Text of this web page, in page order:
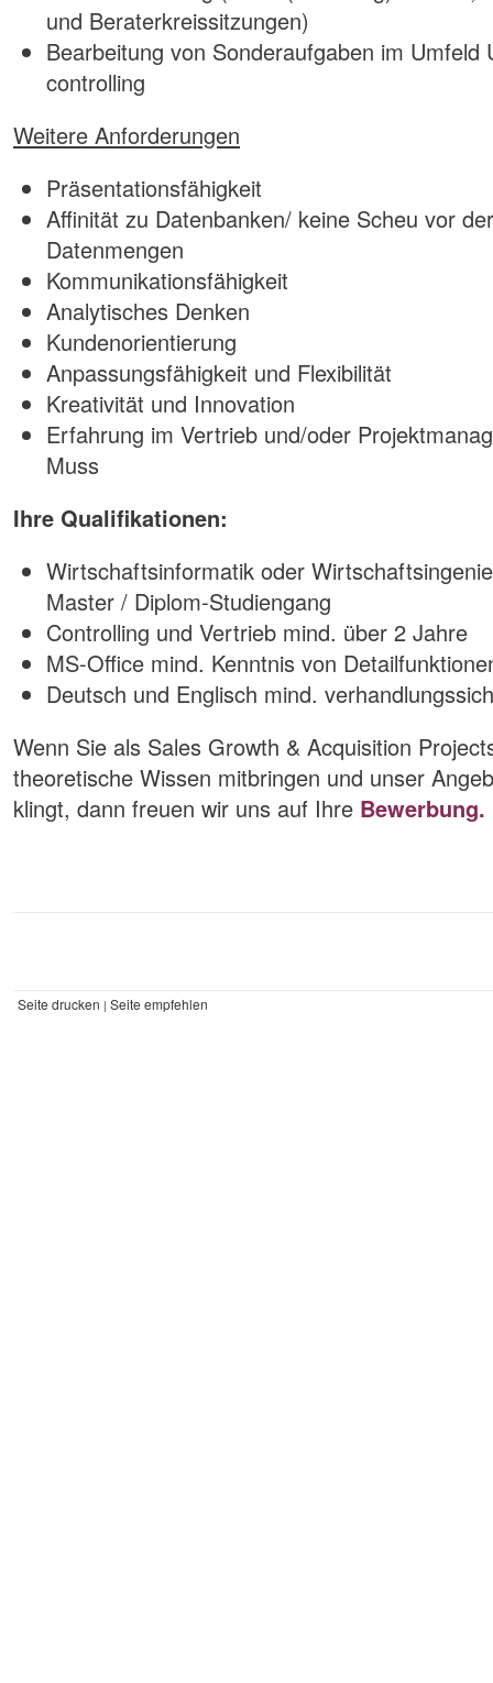
und Beraterkreissitzungen)
Bearbeitung von Sonderaufgaben im Umfeld
controlling
Weitere Anforderungen
Präsentationsfähigkeit
Affinität zu Datenbanken/ keine Scheu vor
Datenmengen
Kommunikationsfähigkeit
Analytisches Denken
Kundenorientierung
Anpassungsfähigkeit und Flexibilität
Kreativität und Innovation
Erfahrung im Vertrieb und/oder
Muss
Ihre Qualifikationen:
Wirtschaftsinformatik oder
Master / Diplom-Studiengang
Controlling und Vertrieb mind. über 2 Jahre
MS-Office mind. Kenntnis von
Deutsch und Englisch mind.
Wenn Sie als Sales Growth & Acquisition
theoretische Wissen mitbringen und unser
klingt, dann freuen wir uns auf Ihre Bewerbung.
Seite drucken | Seite empfehlen